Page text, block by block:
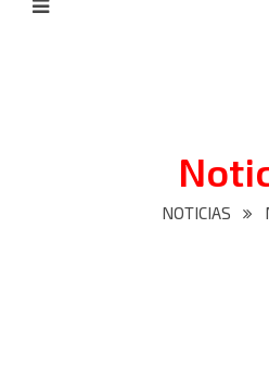
NOTICIAS